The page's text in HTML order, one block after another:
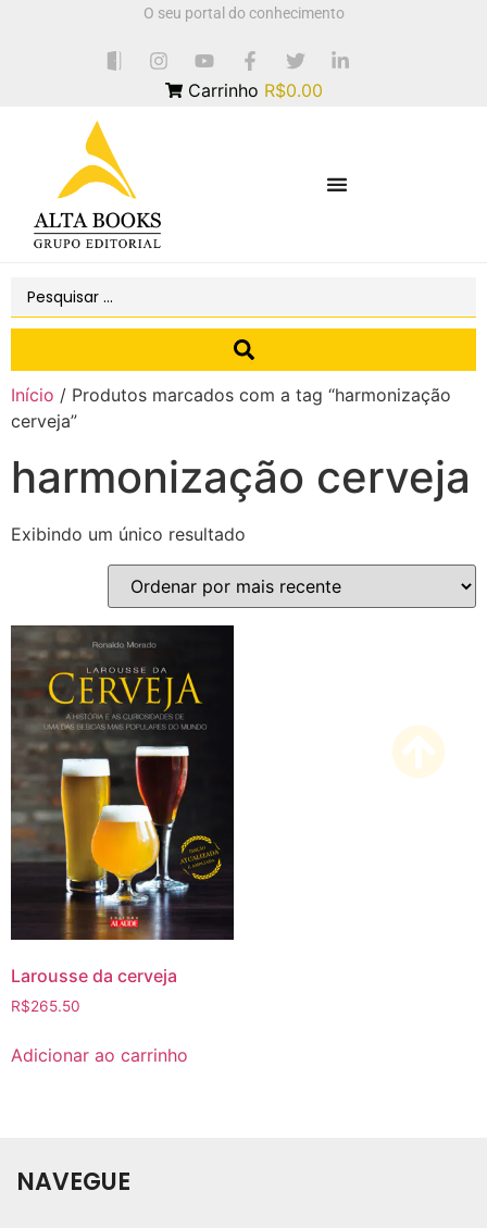
O seu portal do conhecimento
Carrinho R$0.00
Início / Produtos marcados com a tag “harmonização
cerveja”
harmonização cerveja
Exibindo um único resultado
Larousse da cerveja
R$265.50
Adicionar ao carrinho
NAVEGUE